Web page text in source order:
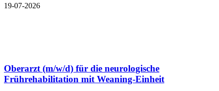
19-07-2026
Oberarzt (m/w/d) für die neurologische
Frührehabilitation mit Weaning-Einheit